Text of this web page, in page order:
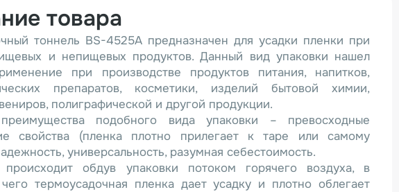
товара
тоннель BS-4525A предназначен для усадки пленки при
и непищевых продуктов. Данный вид упаковки нашел
при производстве продуктов питания, напитков,
препаратов, косметики, изделий бытовой химии,
полиграфической и другой продукции.
подобного вида упаковки – превосходные
свойства (пленка плотно прилегает к таре или самому
универсальность, разумная себестоимость.
обдув упаковки потоком горячего воздуха, в
чего термоусадочная пленка дает усадку и плотно облегает